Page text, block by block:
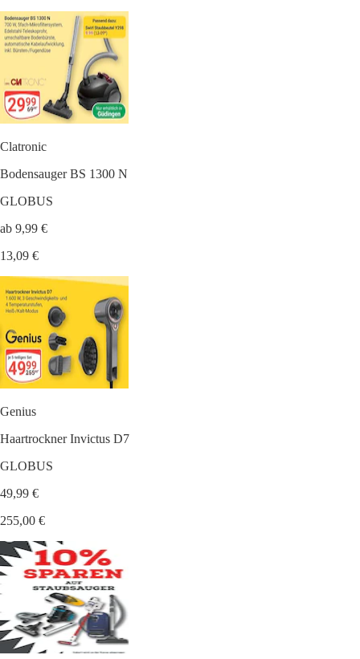
Clatronic
Bodensauger BS 1300 N
GLOBUS
ab 9,99 €
13,09 €
Genius
Haartrockner Invictus D7
GLOBUS
49,99 €
255,00 €